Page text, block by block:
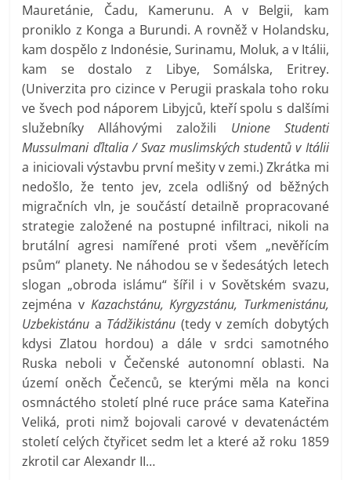
Mauretánie, Čadu, Kamerunu. A v Belgii, kam
proniklo z Konga a Burundi. A rovněž v Holandsku,
kam dospělo z Indonésie, Surinamu, Moluk, a v Itálii,
kam se dostalo z Libye, Somálska, Eritrey.
(Univerzita pro cizince v Perugii praskala toho roku
ve švech pod náporem Libyjců, kteří spolu s dalšími
služebníky Alláhovými založili Unione Studenti
Mussulmani ďltalia / Svaz muslimských studentů v Itálii
a iniciovali výstavbu první mešity v zemi.) Zkrátka mi
nedošlo, že tento jev, zcela odlišný od běžných
migračních vln, je součástí detailně propracované
strategie založené na postupné infiltraci, nikoli na
brutální agresi namířené proti všem „nevěřícím
psům“ planety. Ne náhodou se v šedesátých letech
slogan „obroda islámu“ šířil i v Sovětském svazu,
zejména v Kazachstánu, Kyrgyzstánu, Turkmenistánu,
Uzbekistánu a Tádžikistánu (tedy v zemích dobytých
kdysi Zlatou hordou) a dále v srdci samotného
Ruska neboli v Čečenské autonomní oblasti. Na
území oněch Čečenců, se kterými měla na konci
osmnáctého století plné ruce práce sama Kateřina
Veliká, proti nimž bojovali carové v devatenáctém
století celých čtyřicet sedm let a které až roku 1859
zkrotil car Alexandr II…